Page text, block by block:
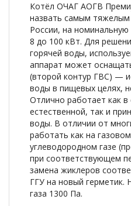
Котёл ОЧАГ АОГВ
назвать самым
России, на
8 до 100 кВт. Для
горячей воды,
аппарат может
(второй контур ГВС) —
воды в пищевых целях,
Отлично работает как в
естественной, так и
воды. В отличии от
работать как на
углеводородном газе
при соответствующем
замена жиклеров
ГГУ на новый герметик.
газа 1300 Па.